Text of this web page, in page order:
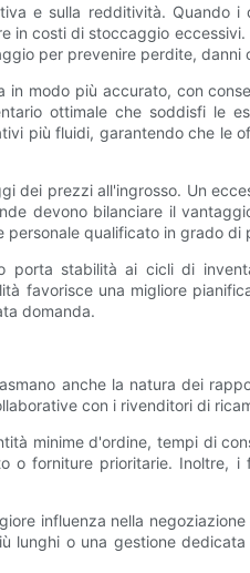
e sulla redditività.
costi di stoccaggio
per prevenire perdite, danni
modo più accurato, con
ottimale che soddisfi le
più fluidi, garantendo che le
dei prezzi all'ingrosso. Un
devono bilanciare il
qualificato in grado
porta stabilità ai cicli di
favorisce una migliore
domanda.
anche la natura dei
con i rivenditori di
minime d'ordine, tempi di
forniture prioritarie. Inoltre,
influenza nella
lunghi o una gestione